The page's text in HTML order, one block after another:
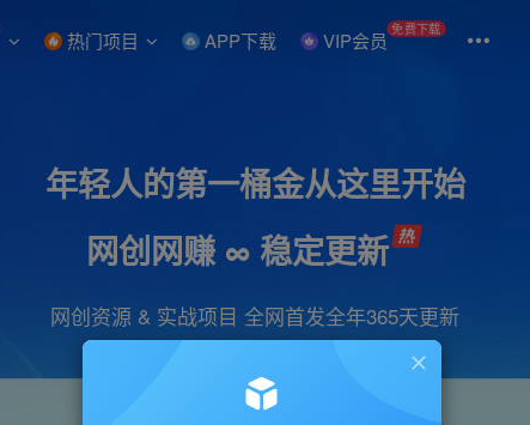
热门项目 APP下载 VIP会员 免费下载
年轻人的第一桶金从这里开始
网创网赚 ∞ 稳定更新
网创资源 & 实战项目 全网首发全年365天更新